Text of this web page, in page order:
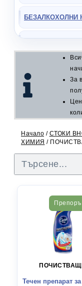
БЕЗАЛКОХОЛНИ
БИТОВА ХИМИЯ
ПОЧИСТВАЩИ
ПЕРИЛНИ
СТОКИ ВНОС
За
Начало / СТОКИ
ХИМИЯ /
Течен препарат за